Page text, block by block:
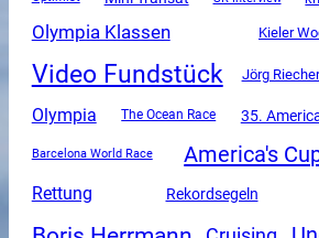
Olympia Klassen Kieler
Video Fundstück Jörg
Olympia The Ocean Race 35.
Barcelona World Race America's
Rettung Rekordsegeln